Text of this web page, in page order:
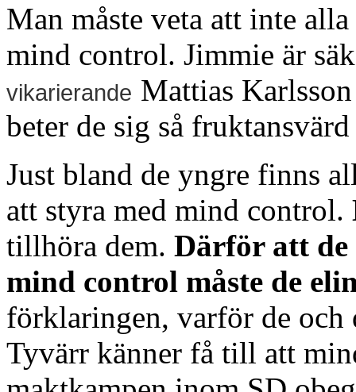
Man måste veta att inte
mind control. Jimmie är
vikarierande Mattias
beter de sig så
Just bland de yngre finns
att styra med mind control.
tillhöra dem. Därför att
mind control måste de
förklaringen, varför de och
Tyvärr känner få till att